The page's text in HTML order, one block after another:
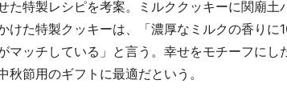
た特製レシピを考案。ミルククッキーに関廟土
けた特製クッキーは、「濃厚なミルクの香りに
マッチしている」と言う。幸せをモチーフにし
節用のギフトに最適だという。